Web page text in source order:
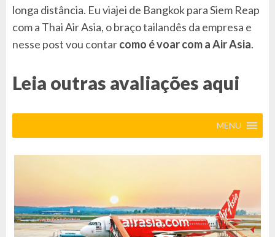
longa distância. Eu viajei de Bangkok para Siem Reap
com a Thai Air Asia, o braço tailandês da empresa e
nesse post vou contarcomo é voar com a Air Asia.
Leia outras avaliações aqui
MENU